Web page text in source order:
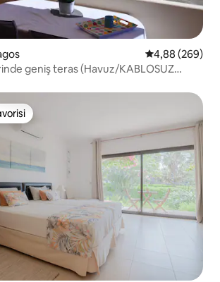
5 üzerinden
4,88 (269)
geniş teras (Havuz/KABLOSUZ
en beğenilenler arasında